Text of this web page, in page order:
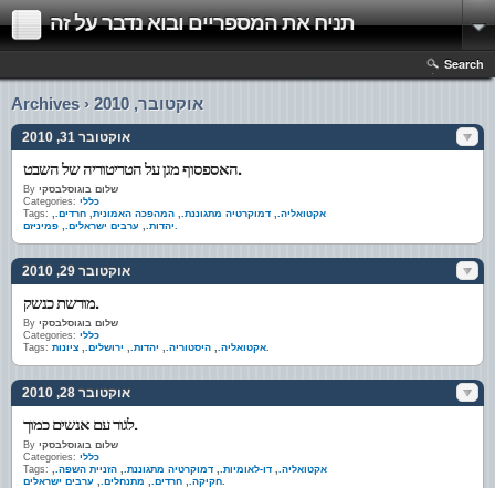
תניח את המספריים ובוא נדבר על זה
Search
Archives › אוקטובר, 2010
אוקטובר 31, 2010
האספסוף מגן על הטריטוריה של השבט.
By שלום בוגוסלבסקי
Categories: כללי
Tags:
אקטואליה., דמוקרטיה מתגוננת., המהפכה האמונית, חרדים.,
יהדות., ערבים ישראלים., פמיניזם.
אוקטובר 29, 2010
מורשת כנשק.
By שלום בוגוסלבסקי
Categories: כללי
Tags:
אקטואליה., היסטוריה., יהדות., ירושלים., ציונות.
אוקטובר 28, 2010
לגור עם אנשים כמוך.
By שלום בוגוסלבסקי
Categories: כללי
Tags:
אקטואליה., דו-לאומיות., דמוקרטיה מתגוננת., הזניית השפה.,
חקיקה., חרדים., מתנחלים., ערבים ישראלים.